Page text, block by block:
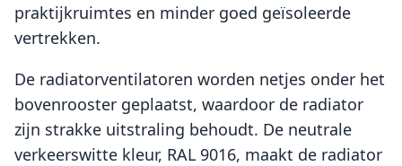
praktijkruimtes en minder goed geïsoleerde
vertrekken.
De radiatorventilatoren worden netjes onder het
bovenrooster geplaatst, waardoor de radiator
zijn strakke uitstraling behoudt. De neutrale
verkeerswitte kleur, RAL 9016, maakt de radiator